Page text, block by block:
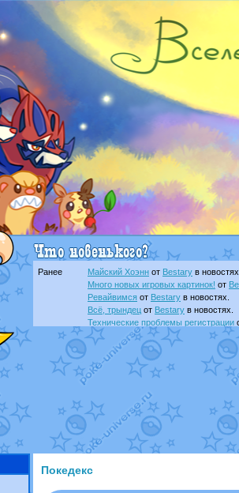
Ранее Майский Хоэнн от Bestary в
Много новых игровых картинок! от
Ревайвимся от Bestary в новостях.
Всё, трындец от Bestary в новостях.
Технические проблемы регистрации
доброе утро славянеот Dakkuв
Йолда и Мимикьюот MavisNyanCat
Недовольный котомангуст
от
The Dark Wishmakerот Randomon в
в
ilovearceus
Raging Boltот GraceDaFox
в
Shadow mismagius от
в
художник
от vicavica в фанарте.
Покедекс